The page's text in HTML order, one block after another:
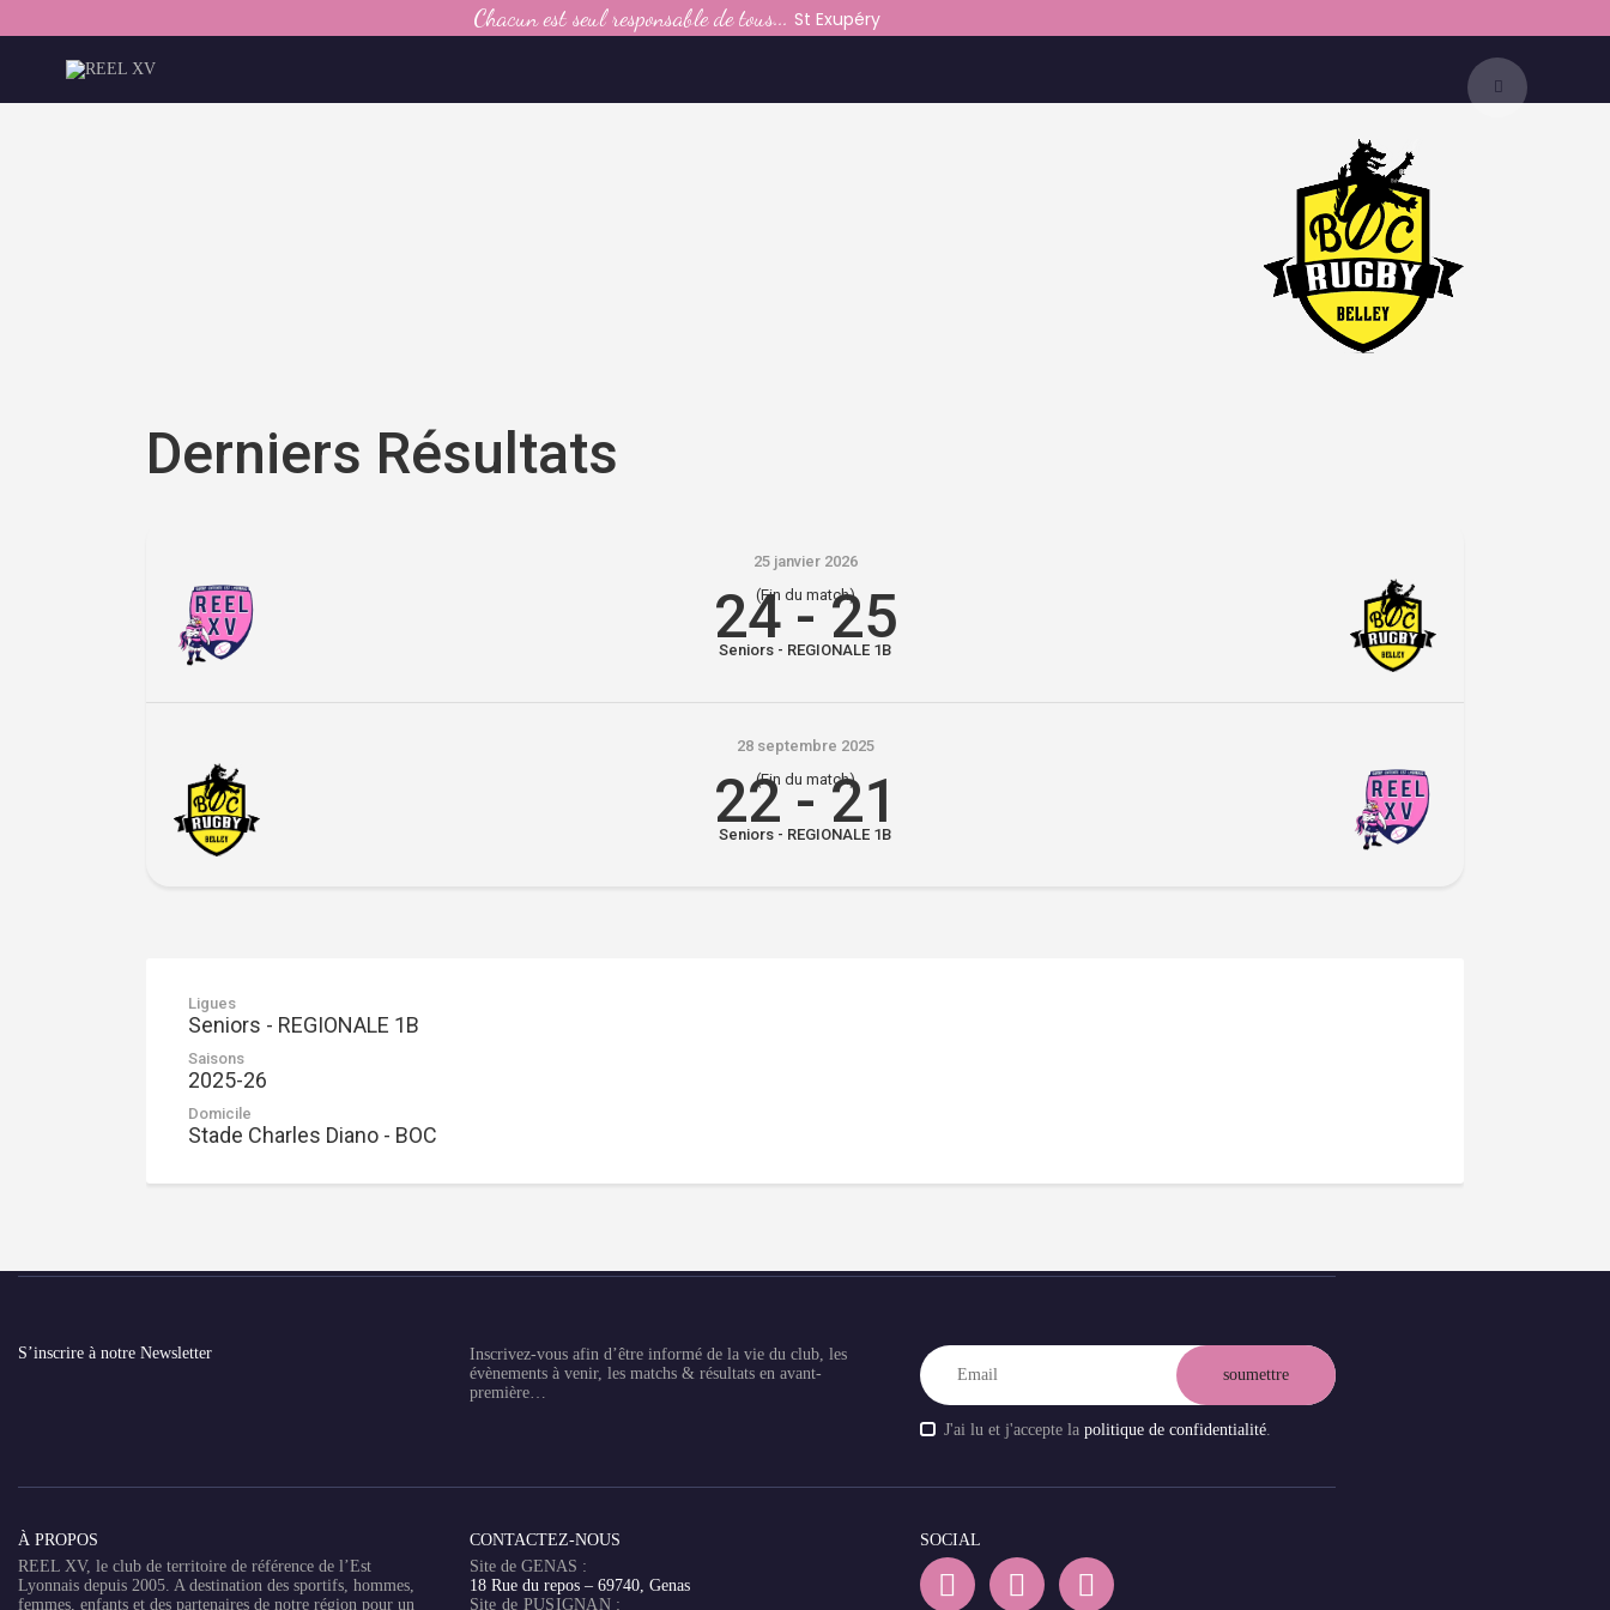
Chacun est seul responsable de tous... St Exupéry
LE CLUB
CATEGORIES
Derniers Résultats
25 janvier 2026
(Fin du match)
24-25
Seniors - REGIONALE 1B
28 septembre 2025
(Fin du match)
22-21
Seniors - REGIONALE 1B
Ligues
Seniors - REGIONALE 1B
Saisons
2025-26
Domicile
Stade Charles Diano - BOC
S’inscrire à notre Newsletter
Inscrivez-vous afin d’être informé de la vie du club, les
évènements à venir, les matchs & résultats en avant-
première…
J'ai lu et j'accepte la politique de confidentialité.
À PROPOS
REEL XV, le club de territoire de référence de l’Est
Lyonnais depuis 2005. A destination des sportifs, hommes,
femmes, enfants et des partenaires de notre région pour un
CONTACTEZ-NOUS
Site de GENAS :
18 Rue du repos – 69740, Genas
Site de PUSIGNAN :
SOCIAL